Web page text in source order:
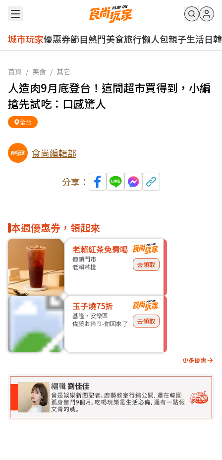
城市玩家優惠券節目熱門美食旅行懶人包親子生活日韓
首頁 / 美食 / 其它
人造肉9月底登台！這間超市買得到，小編
搶先試吃：口感驚人
全台
食尚編輯部
分享：
本週優惠券，領起來
老賴紅茶免費喝
連鎖門市
老賴茶棧
去領取
玉子燒75折
基隆・安樂區
佐藤お帰り-你回來了
去領取
更多優惠